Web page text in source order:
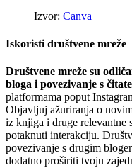
Izvor: Canva
Iskoristi društvene mreže
Društvene mreže su
bloga i povezivanje s
platformama poput
Objavljuj ažuriranja o
iz knjiga i druge relevantne
potaknuti interakciju.
povezivanje s drugim
dodatno proširiti tvoju